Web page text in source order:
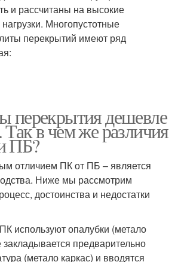
и рассчитаны на высокие
Многопустотные
перекрытий имеют ряд
перекрытия дешевле
в чем же различия
ПБ?
отличием ПК от ПБ – является
Ниже мы рассмотрим
достоинства и недостатки
используют опалубки (метало
предварительно
(метало каркас) и вводятся